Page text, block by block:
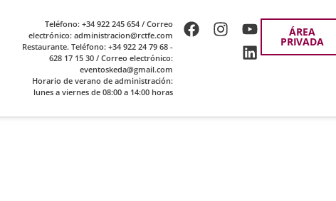
Teléfono: +34 922 245 654 / Correo
electrónico: administracion@rctfe.com
Restaurante. Teléfono: +34 922 24 79 68 -
628 17 15 30 / Correo electrónico:
eventoskeda@gmail.com
Horario de verano de administración:
lunes a viernes de 08:00 a 14:00 horas
ÁREA
PRIVADA